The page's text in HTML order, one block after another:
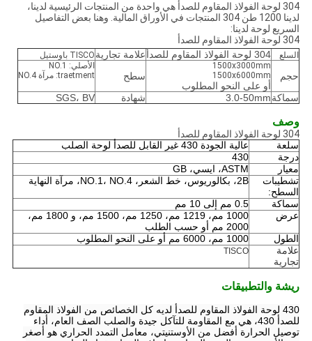
304 لوحة الفولاذ المقاوم للصدأ هي واحدة من المنتجات الرئيسية لدينا،
لدينا 1200 طن 304 المنتجات في الأوراق المالية. وهنا بعض التفاصيل
السريع لوحة لدينا:
304 لوحة الفولاذ المقاوم للصدأ
السلع 304 لوحة الفولاذ المقاوم للصدأ علامة تجارية TISCO باوستيل
حجم
1500x3000mm
1500x6000mm
أو على النحو المطلوب
سطح
الأصلي: NO.1
traetment: مرآة NO.4
سماكة3.0-50mm شهادة SGS، BV
وصف
304 لوحة الفولاذ المقاوم للصدأ
سلعة
عالية الجودة 430 غير القابل للصدأ لوحة الصلب
درجة
430
معيار
ASTM، ايسي، GB
تشطيبات
السطح:
2B، بكالوريوس، خط الشعر، NO.1، NO.4، مرآة النهاية
سماكة
0.5 مم إلى 10 مم
عرض
1000 مم، 1219 مم، 1250 مم، 1500 مم، و 1800 مم،
2000 مم أو حسب الطلب
الطول
1000 مم، 6000 مم أو على النحو المطلوب
علامة
تجارية
TISCO
ريشة والتطبيقات
430 لوحة الفولاذ المقاوم للصدأ لديه كل الخصائص من الفولاذ المقاوم
للصدأ 430، هي مع المقاومة للتآكل جيدة والصلب الصف العام، أداء
توصيل الحرارة أفضل من الأوستنيتي، معامل التمدد الحراري هو أصغر